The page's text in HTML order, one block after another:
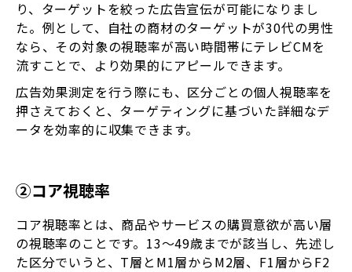
り、ターゲットを絞った広告宣伝が可能になりまし
た。例として、自社の商材のターゲットが30代の男性
なら、その対象の視聴率が高い時間帯にテレビCMを
流すことで、より効果的にアピールできます。
広告効果測定を行う際にも、区分ごとの個人視聴率を
押さえておくと、ターゲティングに基づいた詳細なデ
ータを効率的に収集できます。
②コア視聴率
コア視聴率とは、商品やサービスの購買意欲が高い層
の視聴率のことです。13～49歳までが該当し、先述し
た区分でいうと、T層とM1層からM2層、F1層からF2